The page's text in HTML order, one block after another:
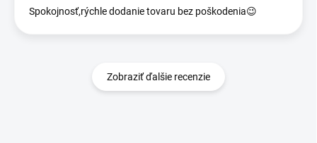
Spokojnosť,rýchle dodanie tovaru bez poškodenia😉
Zobraziť ďalšie recenzie